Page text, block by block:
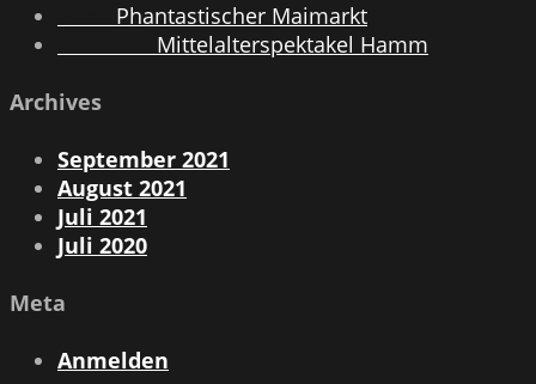
Phantastischer Maimarkt
Mittelalterspektakel Hamm
Archives
September 2021
August 2021
Juli 2021
Juli 2020
Meta
Anmelden